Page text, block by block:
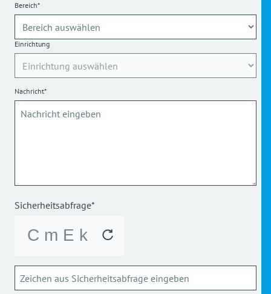
Bereich*
Einrichtung
Nachricht*
Sicherheitsabfrage*